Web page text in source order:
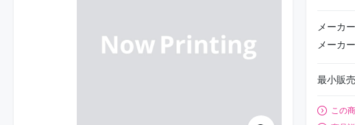
メーカー
メーカ
最小販
この